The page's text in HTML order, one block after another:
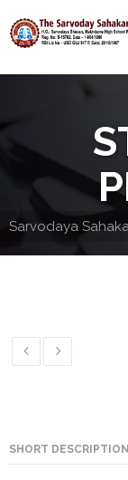
Sarvodaya
SHORT DESCRIPTION
Home
History
Privacy
RTGS